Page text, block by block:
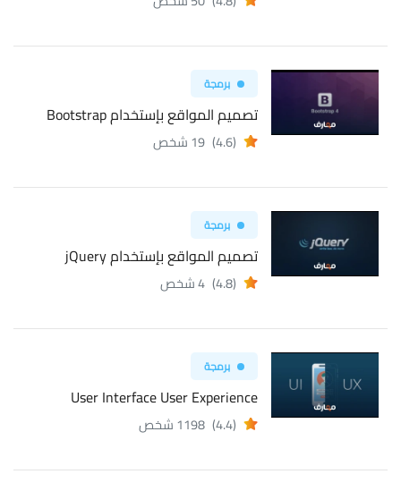
برمجة
تصميم المواقع بإستخدام Bootstrap
(4.6) 19 شخص
برمجة
تصميم المواقع بإستخدام jQuery
(4.8) 4 شخص
برمجة
User Interface User Experience
(4.4) 1198 شخص